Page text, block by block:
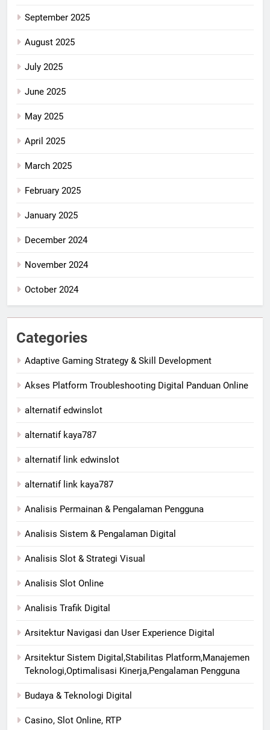
September 2025
August 2025
July 2025
June 2025
May 2025
April 2025
March 2025
February 2025
January 2025
December 2024
November 2024
October 2024
Categories
Adaptive Gaming Strategy & Skill Development
Akses Platform Troubleshooting Digital Panduan Online
alternatif edwinslot
alternatif kaya787
alternatif link edwinslot
alternatif link kaya787
Analisis Permainan & Pengalaman Pengguna
Analisis Sistem & Pengalaman Digital
Analisis Slot & Strategi Visual
Analisis Slot Online
Analisis Trafik Digital
Arsitektur Navigasi dan User Experience Digital
Arsitektur Sistem Digital,Stabilitas Platform,Manajemen
Teknologi,Optimalisasi Kinerja,Pengalaman Pengguna
Budaya & Teknologi Digital
Casino, Slot Online, RTP